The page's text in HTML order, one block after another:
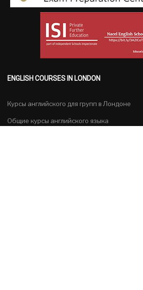
ENGLISH COURSES IN LONDON
Курсы английского для групп в Лондоне
Общие курсы английского языка